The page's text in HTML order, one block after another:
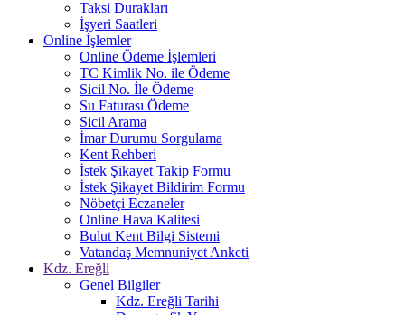
Taksi Durakları
İşyeri Saatleri
Online İşlemler
Online Ödeme İşlemleri
TC Kimlik No. ile Ödeme
Sicil No. İle Ödeme
Su Faturası Ödeme
Sicil Arama
İmar Durumu Sorgulama
Kent Rehberi
İstek Şikayet Takip Formu
İstek Şikayet Bildirim Formu
Nöbetçi Eczaneler
Online Hava Kalitesi
Bulut Kent Bilgi Sistemi
Vatandaş Memnuniyet Anketi
Kdz. Ereğli
Genel Bilgiler
Kdz. Ereğli Tarihi